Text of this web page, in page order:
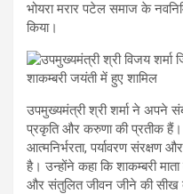
भोयरा मरार पटेल समाज के
किया।
उपमुख्यमंत्री श्री शर्मा ने अपने
प्रकृति और करुणा की प्रतीक
आत्मनिर्भरता, पर्यावरण संरक्षण
है। उन्होंने कहा कि शाकम्बरी
और संतुलित जीवन जीने की सीख